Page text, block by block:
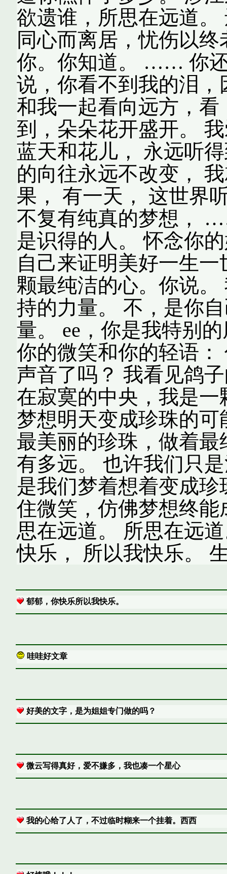
欲遗谁，所思在远道
同心而离居，忧伤以
你。你知道。 …… 你
说，你看不到我的泪
和我一起看向远方，
到，朵朵花开盛开。
蓝天和花儿， 永远听
的向往永远不改变，
果， 有一天， 这世界
不复有纯真的梦想，
是识得的人。 怀念你
自己来证明美好一生
颗最纯洁的心。你说
持的力量。 不，是你
量。 ee，你是我特别
你的微笑和你的轻语
声音了吗？ 我看见鸽
在寂寞的中央，我是
梦想明天变成珍珠的
最美丽的珍珠，做着
有多远。 也许我们只
是我们梦着想着变成
住微笑，仿佛梦想终
思在远道。 所思在远
快乐， 所以我快乐。
郁郁，你快乐所以我快乐。
哇哇好文章
好美的文字，是为姐姐专门做的吗？
微云写得真好，爱不嫌多，我也凑一个星心
我的心给了人了，不过临时糊来一个挂着。西西